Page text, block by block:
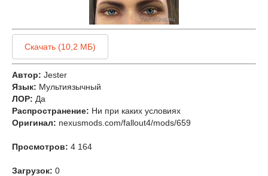
Скачать (10,2 МБ)
Автор: Jester
Язык: Мультиязычный
ЛОР: Да
Распространение: Ни при каких условиях
Оригинал: nexusmods.com/fallout4/mods/659
Просмотров: 4 164
Загрузок: 0